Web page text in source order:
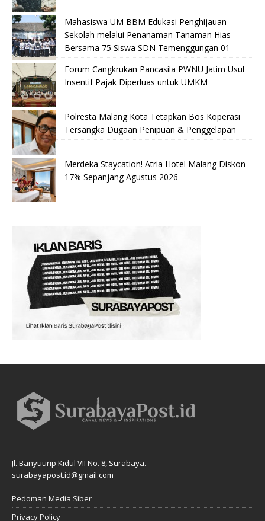
Mahasiswa UM BBM Edukasi Penghijauan
Sekolah melalui Penanaman Tanaman Hias
Bersama 75 Siswa SDN Temenggungan 01
Forum Cangkrukan Pancasila PWNU Jatim Usul
Insentif Pajak Diperluas untuk UMKM
Polresta Malang Kota Tetapkan Bos Koperasi
Tersangka Dugaan Penipuan & Penggelapan
Merdeka Staycation! Atria Hotel Malang Diskon
17% Sepanjang Agustus 2026
Jl. Banyuurip Kidul VII No. 8, Surabaya.
surabayapost.id@gmail.com
Pedoman Media Siber
Privacy Policy